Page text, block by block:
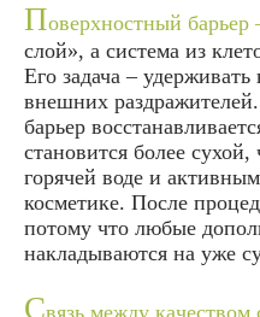
Поверхностный барьер
слой», а система из
Его задача –
внешних
барьер
становится более
горячей воде и
косметике. После
потому что любые
накладываются на уже
С